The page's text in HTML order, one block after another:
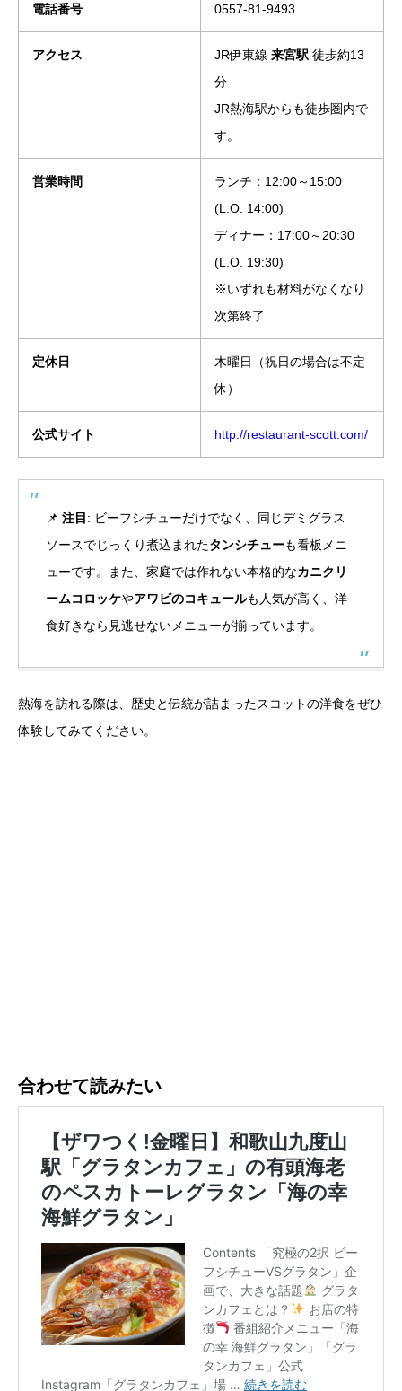
電話番号 0557-81-9493
アクセス JR伊東線 来宮駅 徒歩約13
分
JR熱海駅からも徒歩圏内で
す。
営業時間
ランチ：12:00～15:00
(L.O. 14:00)
ディナー：17:00～20:30
(L.O. 19:30)
※いずれも材料がなくなり
次第終了
定休日
木曜日（祝日の場合は不定
休）
公式サイト http://restaurant-scott.com/
📌 注目 : ビーフシチューだけでなく、同じデミグラス
ソースでじっくり煮込まれたタンシチューも看板メニ
ューです。また、家庭では作れない本格的なカニクリ
ームコロッケやアワビのコキュールも人気が高く、洋
食好きなら見逃せないメニューが揃っています。
熱海を訪れる際は、歴史と伝統が詰まったスコットの洋食をぜひ
体験してみてください。
合わせて読みたい